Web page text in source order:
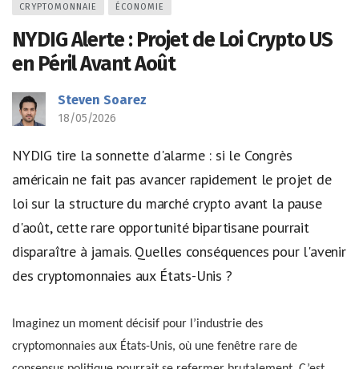
CRYPTOMONNAIE ÉCONOMIE
NYDIG Alerte : Projet de Loi Crypto US
en Péril Avant Août
Steven Soarez
18/05/2026
NYDIG tire la sonnette d'alarme : si le Congrès
américain ne fait pas avancer rapidement le projet de
loi sur la structure du marché crypto avant la pause
d'août, cette rare opportunité bipartisane pourrait
disparaître à jamais. Quelles conséquences pour l'avenir
des cryptomonnaies aux États-Unis ?
Imaginez un moment décisif pour l’industrie des
cryptomonnaies aux États-Unis, où une fenêtre rare de